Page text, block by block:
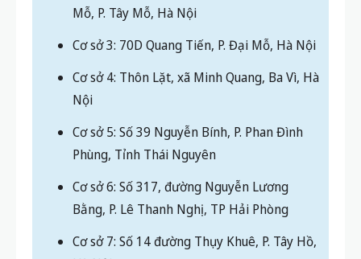
Mỗ, P. Tây Mỗ, Hà Nội
Cơ sở 3: 70D Quang Tiến, P. Đại Mỗ, Hà Nội
Cơ sở 4: Thôn Lặt, xã Minh Quang, Ba Vì, Hà
Nội
Cơ sở 5: Số 39 Nguyễn Bính, P. Phan Đình
Phùng, Tỉnh Thái Nguyên
Cơ sở 6: Số 317, đường Nguyễn Lương
Bằng, P. Lê Thanh Nghị, TP Hải Phòng
Cơ sở 7: Số 14 đường Thụy Khuê, P. Tây Hồ,